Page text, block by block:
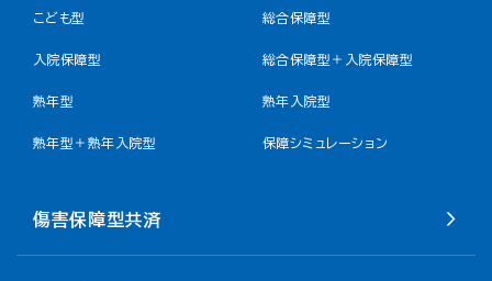
こども型 総合保障型
入院保障型 総合保障型＋入院保障型
熟年型 熟年入院型
熟年型＋熟年入院型 保障シミュレーション
傷害保障型共済